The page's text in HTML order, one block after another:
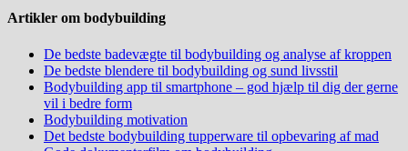
Artikler om bodybuilding
De bedste badevægte til bodybuilding og analyse af kroppen
De bedste blendere til bodybuilding og sund livsstil
Bodybuilding app til smartphone – god hjælp til dig der gerne
vil i bedre form
Bodybuilding motivation
Det bedste bodybuilding tupperware til opbevaring af mad